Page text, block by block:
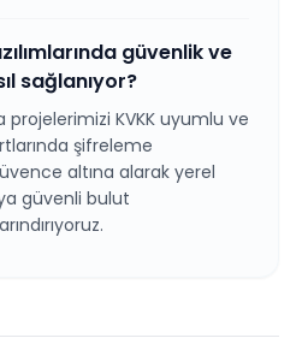
güvenlik ve
sağlanıyor?
projelerimizi KVKK uyumlu ve
şifreleme
altına alarak yerel
güvenli bulut